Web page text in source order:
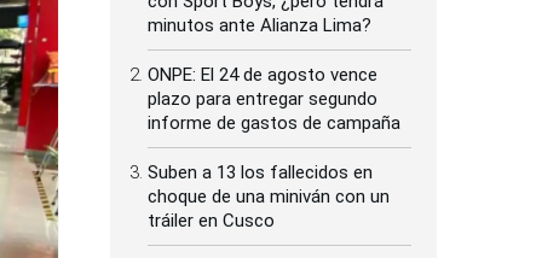
minutos ante Alianza Lima?
ONPE: El 24 de agosto vence
plazo para entregar segundo
informe de gastos de campaña
Suben a 13 los fallecidos en
choque de una miniván con un
tráiler en Cusco